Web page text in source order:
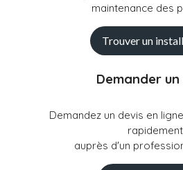
maintenance des
Trouver un
Demander un
Demandez un devis en
rapidement
auprès d'un